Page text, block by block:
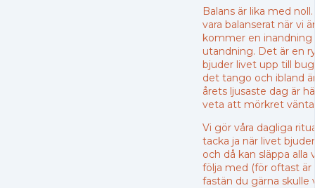
Balans är lika med
vara balanserat när vi
kommer en inandning
utandning. Det är en
bjuder livet upp till
det tango och ibland
årets ljusaste dag är
veta att mörkret
Vi gör våra dagliga
tacka ja när livet
och då kan släppa alla
följa med (för oftast
fastän du gärna skulle